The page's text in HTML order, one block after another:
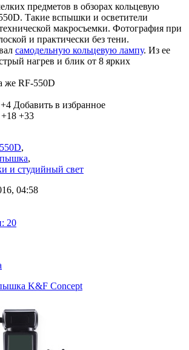
предметов в обзорах кольцевую
Такие вспышки и осветители
макросъемки. Фотография при
и практически без тени.
самодельную кольцевую лампу. Из ее
нагрев и блик от 8 ярких
же RF-550D
+4 Добавить в избранное
+18 +33
,
,
и студийный свет
04:58
20
K&F Concept